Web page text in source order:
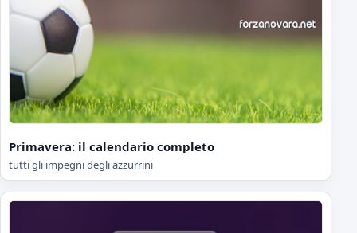
Primavera: il calendario completo
tutti gli impegni degli azzurrini